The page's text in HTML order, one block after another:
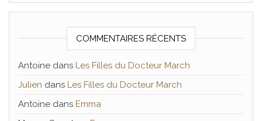
COMMENTAIRES RÉCENTS
Antoine dans Les Filles du Docteur March
Julien dans Les Filles du Docteur March
Antoine dans Emma